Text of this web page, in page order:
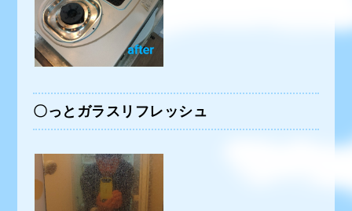
〇っとガラスリフレッシュ